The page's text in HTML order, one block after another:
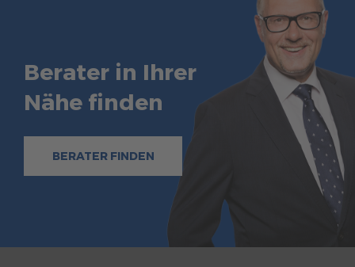
Berater in Ihrer
Nähe finden
BERATER FINDEN